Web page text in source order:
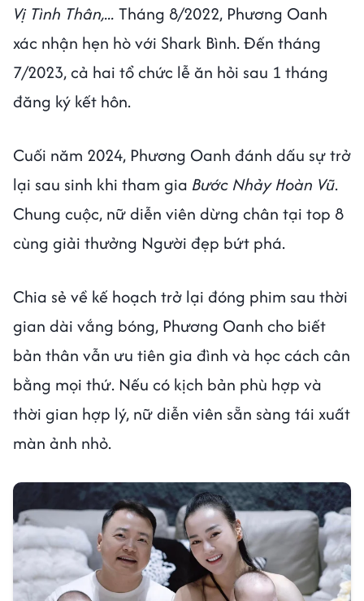
Vị Tình Thân,... Tháng 8/2022, Phương Oanh
xác nhận hẹn hò với Shark Bình. Đến tháng
7/2023, cả hai tổ chức lễ ăn hỏi sau 1 tháng
đăng ký kết hôn.
Cuối năm 2024, Phương Oanh đánh dấu sự trở
lại sau sinh khi tham gia Bước Nhảy Hoàn Vũ.
Chung cuộc, nữ diễn viên dừng chân tại top 8
cùng giải thưởng Người đẹp bứt phá.
Chia sẻ về kế hoạch trở lại đóng phim sau thời
gian dài vắng bóng, Phương Oanh cho biết
bản thân vẫn ưu tiên gia đình và học cách cân
bằng mọi thứ. Nếu có kịch bản phù hợp và
thời gian hợp lý, nữ diễn viên sẵn sàng tái xuất
màn ảnh nhỏ.